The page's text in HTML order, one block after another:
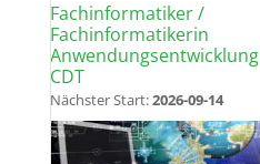
Fachinformatiker /
Fachinformatikerin
Anwendungsentwicklung
CDT
Nächster Start:2026-09-14